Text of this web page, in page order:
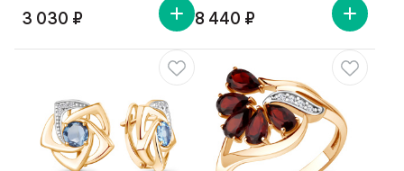
3 030 ₽ 8 440 ₽